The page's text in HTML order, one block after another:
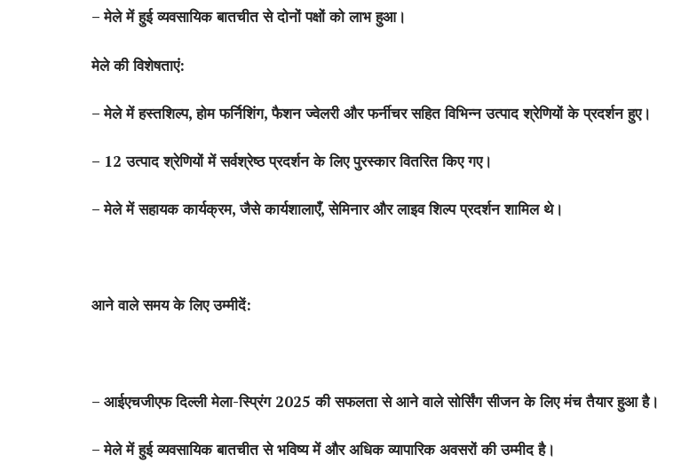
– मेले में हुई व्यवसायिक बातचीत से दोनों पक्षों को लाभ हुआ।
मेले की विशेषताएं:
– मेले में हस्तशिल्प,होम फर्निशिंग,फैशन ज्वेलरी और फर्नीचर सहित विभिन्न उत्पाद श्रेणियों के प्रदर्शन हुए।
– 12 उत्पाद श्रेणियों में सर्वश्रेष्ठ प्रदर्शन के लिए पुरस्कार वितरित किए गए।
– मेले में सहायक कार्यक्रम,जैसे कार्यशालाएँ,सेमिनार और लाइव शिल्प प्रदर्शन शामिल थे।
आने वाले समय के लिए उम्मीदें:
– आईएचजीएफ दिल्ली मेला-स्प्रिंग 2025 की सफलता से आने वाले सोर्सिंग सीजन के लिए मंच तैयार हुआ है।
– मेले में हुई व्यवसायिक बातचीत से भविष्य में और अधिक व्यापारिक अवसरों की उम्मीद है।